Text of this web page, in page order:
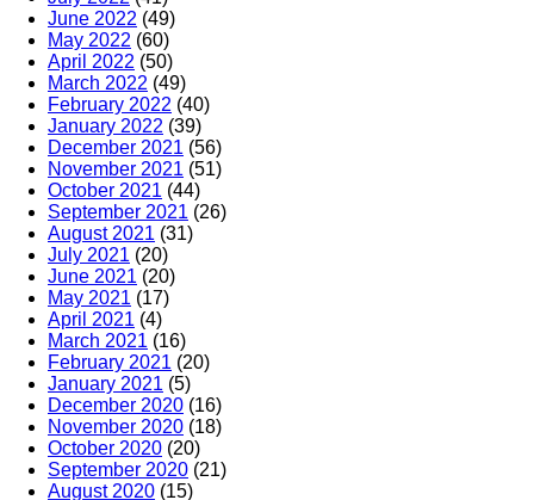
June 2022 (49)
May 2022 (60)
April 2022 (50)
March 2022 (49)
February 2022 (40)
January 2022 (39)
December 2021 (56)
November 2021 (51)
October 2021 (44)
September 2021 (26)
August 2021 (31)
July 2021 (20)
June 2021 (20)
May 2021 (17)
April 2021 (4)
March 2021 (16)
February 2021 (20)
January 2021 (5)
December 2020 (16)
November 2020 (18)
October 2020 (20)
September 2020 (21)
August 2020 (15)